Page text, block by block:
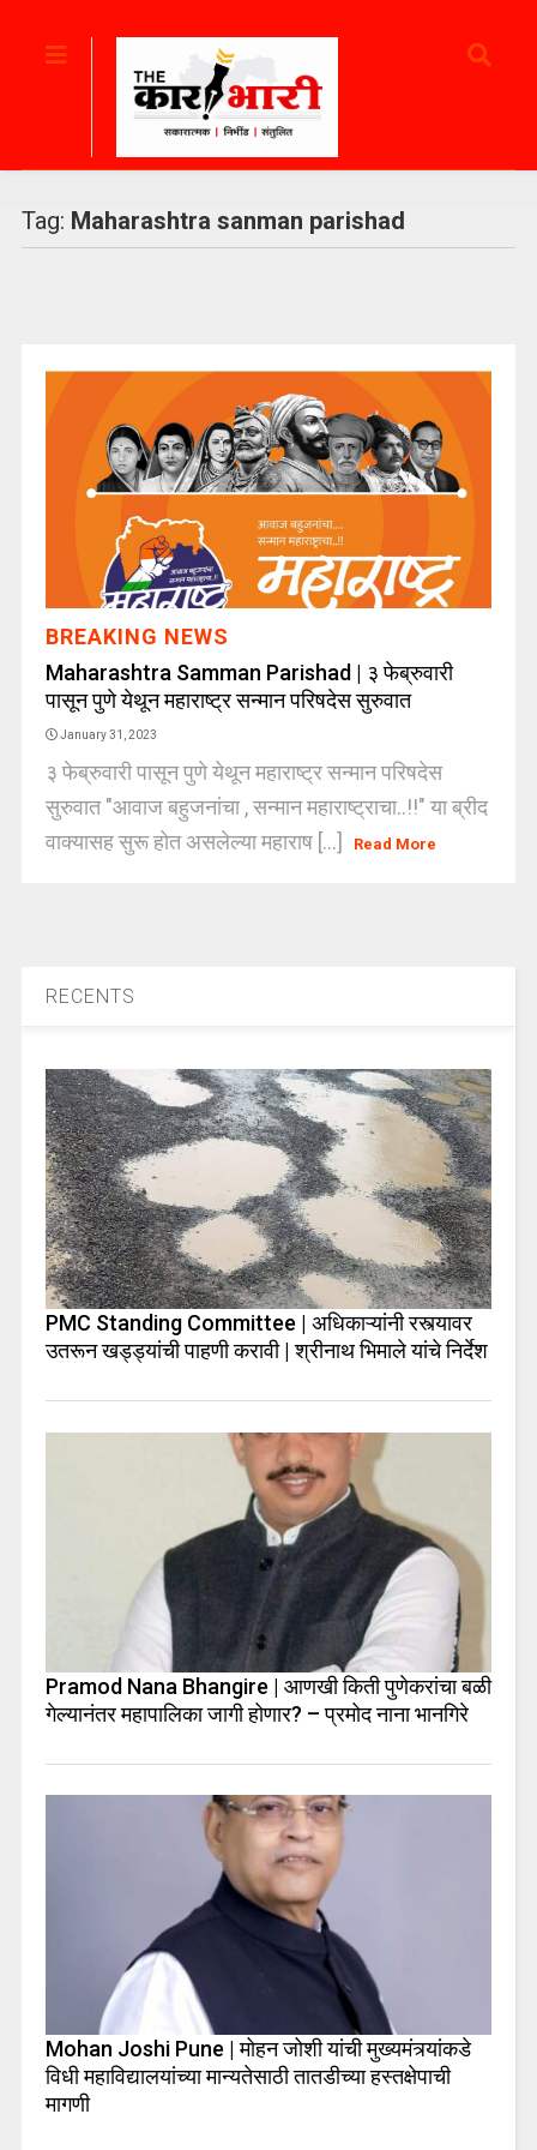
Tag: Maharashtra sanman parishad
BREAKING NEWS
Maharashtra Samman Parishad | ३ फेब्रुवारी
पासून पुणे येथून महाराष्ट्र सन्मान परिषदेस सुरुवात
January 31, 2023
३ फेब्रुवारी पासून पुणे येथून महाराष्ट्र सन्मान परिषदेस
सुरुवात "आवाज बहुजनांचा , सन्मान महाराष्ट्राचा..!!" या ब्रीद
वाक्यासह सुरू होत असलेल्या महाराष [...]
Read More
RECENTS
PMC Standing Committee | अधिकाऱ्यांनी रस्त्यावर
उतरून खड्ड्यांची पाहणी करावी | श्रीनाथ भिमाले यांचे निर्देश
Pramod Nana Bhangire | आणखी किती पुणेकरांचा बळी
गेल्यानंतर महापालिका जागी होणार? – प्रमोद नाना भानगिरे
Mohan Joshi Pune | मोहन जोशी यांची मुख्यमंत्र्यांकडे
विधी महाविद्यालयांच्या मान्यतेसाठी तातडीच्या हस्तक्षेपाची
मागणी